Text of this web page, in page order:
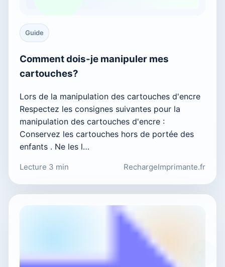
Guide
Comment dois-je manipuler mes
cartouches?
Lors de la manipulation des cartouches d'encre
Respectez les consignes suivantes pour la
manipulation des cartouches d'encre :
Conservez les cartouches hors de portée des
enfants . Ne les l…
Lecture 3 min RechargeImprimante.fr